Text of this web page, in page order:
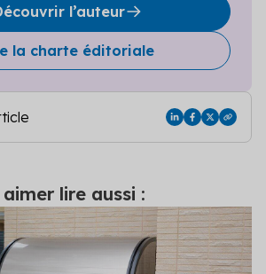
un logement vacant ?
est possible pour les logements
si la vacance est involontaire,
foncière en cas de vente
1erjanvier reste redevable de la
Un prorata peut toutefois
vendeur et acquéreur lors de la
l’auteur
la charte éditoriale
lire aussi :